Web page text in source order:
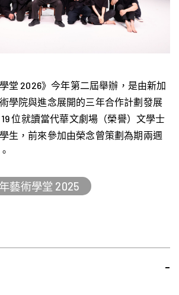
堂 2026》今年第二屆舉辦，是由新加
學院與進念展開的三年合作計劃發展
位就讀當代華文劇場（榮譽）文學士
生，前來參加由榮念曾策劃為期兩週
藝術學堂 2025
-